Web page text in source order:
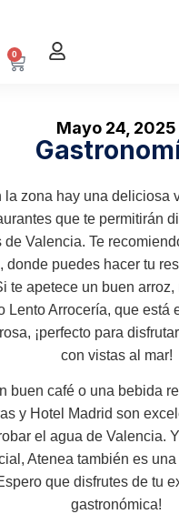
0
Mayo 24, 2025
la zona hay una deliciosa
que te permitirán
de Valencia. Te
donde puedes hacer tu
te apetece un buen arroz,
Lento Arrocería, que está
¡perfecto para
con vistas al mar!
buen café o una bebida
y Hotel Madrid son
el agua de Valencia.
Atenea también es
que disfrutes de tu
gastronómica!